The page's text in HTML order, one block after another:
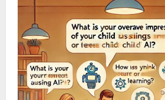
Best
Paper
리
뷰)
LLM
을
탑
재
한
대
화
형